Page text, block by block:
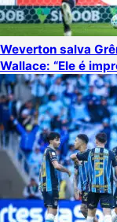
Weverton salva
Wallace: “Ele é